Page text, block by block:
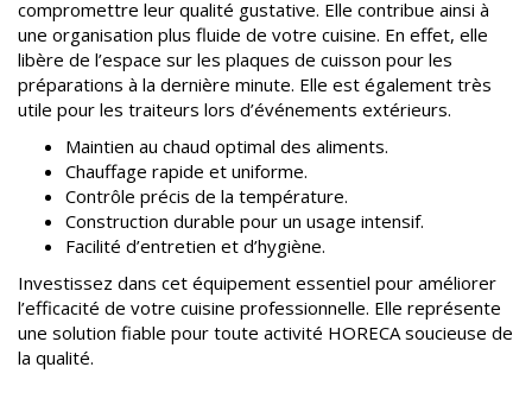
compromettre leur qualité gustative. Elle contribue ainsi à
une organisation plus fluide de votre cuisine. En effet, elle
libère de l’espace sur les plaques de cuisson pour les
préparations à la dernière minute. Elle est également très
utile pour les traiteurs lors d’événements extérieurs.
Maintien au chaud optimal des aliments.
Chauffage rapide et uniforme.
Contrôle précis de la température.
Construction durable pour un usage intensif.
Facilité d’entretien et d’hygiène.
Investissez dans cet équipement essentiel pour améliorer
l’efficacité de votre cuisine professionnelle. Elle représente
une solution fiable pour toute activité HORECA soucieuse de
la qualité.